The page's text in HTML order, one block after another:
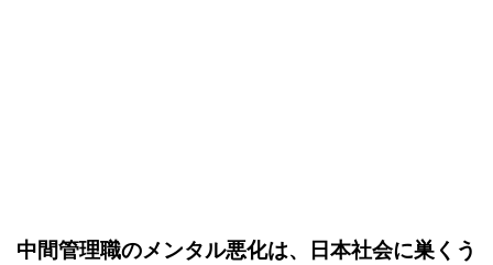
中間管理職のメンタル悪化は、日本社会に巣くう